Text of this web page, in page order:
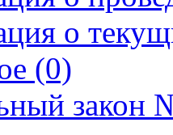
о
(0)
закон